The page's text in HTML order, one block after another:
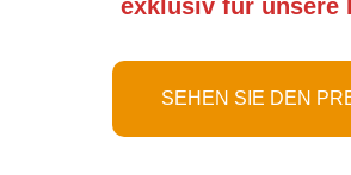
exklusiv für unsere
SEHEN SIE DEN